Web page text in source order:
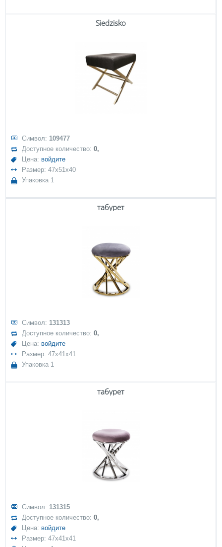
Siedzisko
Символ: 109477
Доступное количество:0,
Цена: войдите
Размер: 47x51x40
Упаковка 1
табурет
Символ: 131313
Доступное количество:0,
Цена: войдите
Размер: 47x41x41
Упаковка 1
табурет
Символ: 131315
Доступное количество:0,
Цена: войдите
Размер: 47x41x41